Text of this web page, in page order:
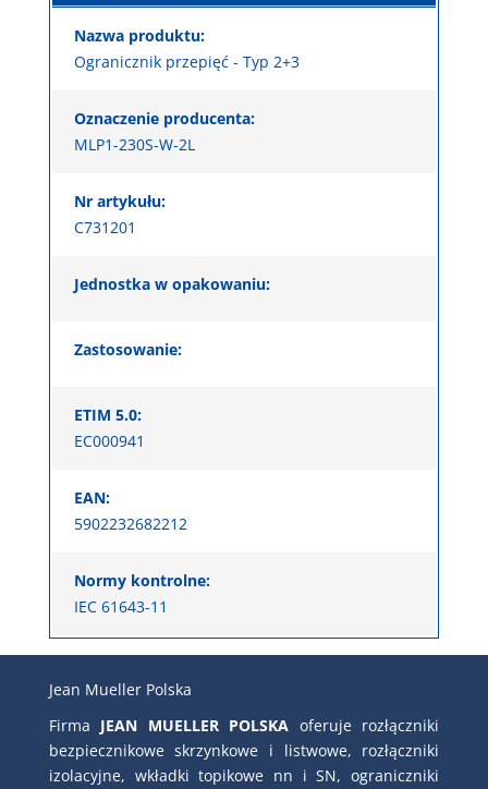
Nazwa produktu:
Ogranicznik przepięć - Typ 2+3
Oznaczenie producenta:
MLP1-230S-W-2L
Nr artykułu:
C731201
Jednostka w opakowaniu:
Zastosowanie:
ETIM 5.0:
EC000941
EAN:
5902232682212
Normy kontrolne:
IEC 61643-11
Jean Mueller Polska
Firma JEAN MUELLER POLSKA oferuje rozłączniki
bezpiecznikowe skrzynkowe i listwowe, rozłączniki
izolacyjne, wkładki topikowe nn i SN, ograniczniki